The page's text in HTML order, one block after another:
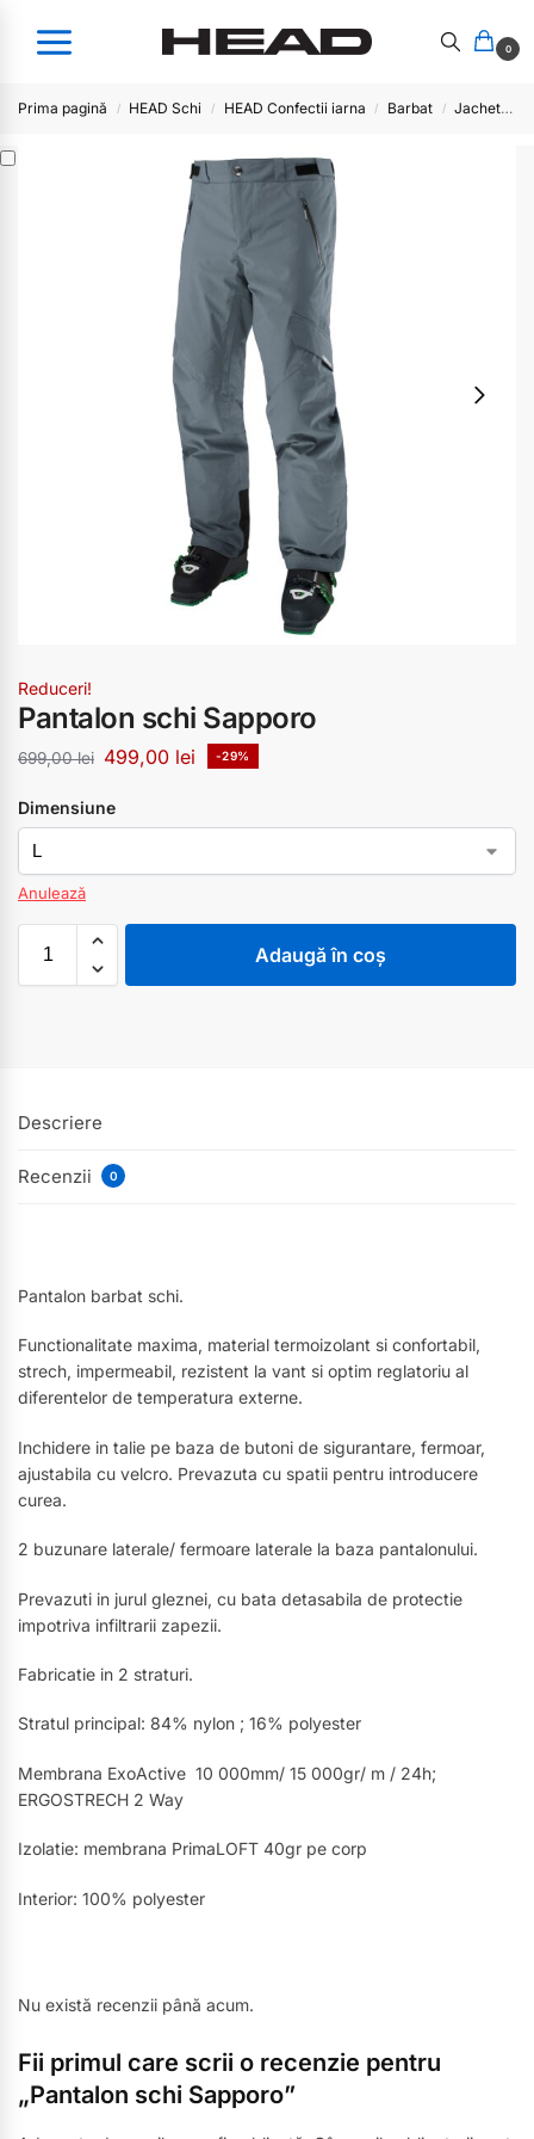
0
Prima pagină / HEAD Schi / HEAD Confectii iarna / Barbat / Jachete/pantaloni schi/afterschi
Reduceri!
Pantalon schi Sapporo
699,00lei 499,00 lei -29%
Dimensiune
Anulează
Adaugă în coș
Descriere
Recenzii 0
Pantalon barbat schi.
Functionalitate maxima, material termoizolant si confortabil,
strech, impermeabil, rezistent la vant si optim reglatoriu al
diferentelor de temperatura externe.
Inchidere in talie pe baza de butoni de sigurantare, fermoar,
ajustabila cu velcro. Prevazuta cu spatii pentru introducere
curea.
2 buzunare laterale/ fermoare laterale la baza pantalonului.
Prevazuti in jurul gleznei, cu bata detasabila de protectie
impotriva infiltrarii zapezii.
Fabricatie in 2 straturi.
Stratul principal: 84% nylon ; 16% polyester
Membrana ExoActive 10 000mm/ 15 000gr/ m / 24h;
ERGOSTRECH 2 Way
Izolatie: membrana PrimaLOFT 40gr pe corp
Interior: 100% polyester
Nu există recenzii până acum.
Fii primul care scrii o recenzie pentru
„Pantalon schi Sapporo”